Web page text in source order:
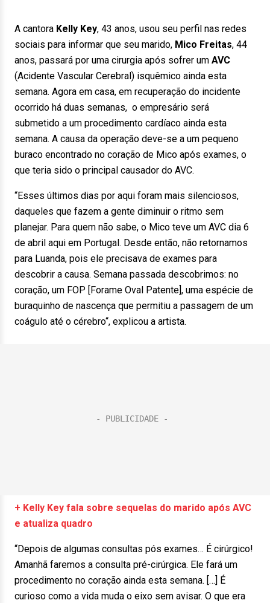
A cantora Kelly Key, 43 anos, usou seu perfil nas redes
sociais para informar que seu marido, Mico Freitas, 44
anos, passará por uma cirurgia após sofrer um AVC
(Acidente Vascular Cerebral) isquêmico ainda esta
semana. Agora em casa, em recuperação do incidente
ocorrido há duas semanas, o empresário será
submetido a um procedimento cardíaco ainda esta
semana. A causa da operação deve-se a um pequeno
buraco encontrado no coração de Mico após exames, o
que teria sido o principal causador do AVC.
“Esses últimos dias por aqui foram mais silenciosos,
daqueles que fazem a gente diminuir o ritmo sem
planejar. Para quem não sabe, o Mico teve um AVC dia 6
de abril aqui em Portugal. Desde então, não retornamos
para Luanda, pois ele precisava de exames para
descobrir a causa. Semana passada descobrimos: no
coração, um FOP [Forame Oval Patente], uma espécie de
buraquinho de nascença que permitiu a passagem de um
coágulo até o cérebro“, explicou a artista.
+ Kelly Key fala sobre sequelas do marido após AVC
e atualiza quadro
“Depois de algumas consultas pós exames… É cirúrgico!
Amanhã faremos a consulta pré-cirúrgica. Ele fará um
procedimento no coração ainda esta semana. […] É
curioso como a vida muda o eixo sem avisar. O que era